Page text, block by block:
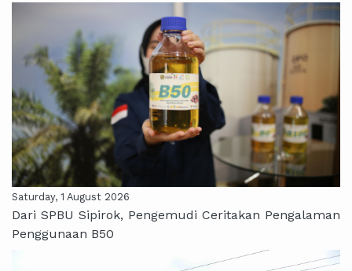
Saturday, 1 August 2026
Dari SPBU Sipirok, Pengemudi Ceritakan Pengalaman
Penggunaan B50